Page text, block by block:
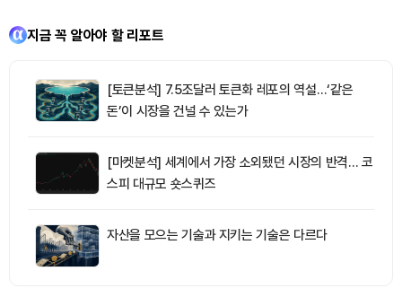
지금 꼭 알아야 할 리포트
[토큰분석] 7.5조달러 토큰화 레포의 역설…‘같은
돈’이 시장을 건널 수 있는가
[마켓분석] 세계에서 가장 소외됐던 시장의 반격… 코
스피 대규모 숏스퀴즈
자산을 모으는 기술과 지키는 기술은 다르다